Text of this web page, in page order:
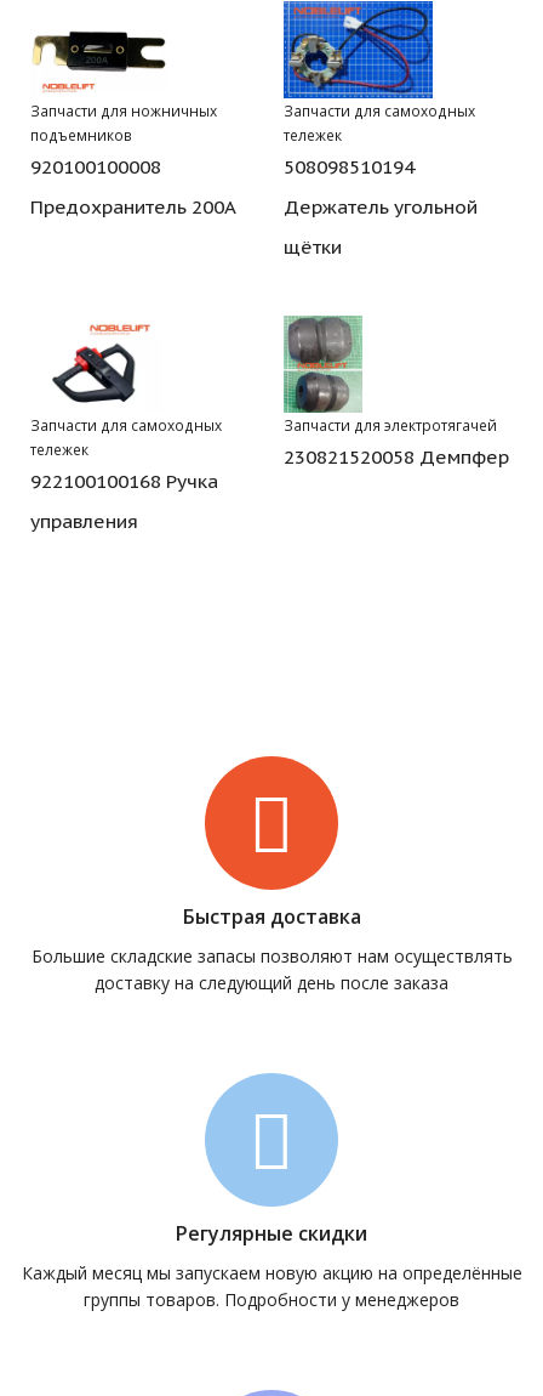
Запчасти для ножничных
подъемников
920100100008
Предохранитель 200A
Запчасти для самоходных
тележек
508098510194
Держатель угольной
щётки
Запчасти для самоходных
тележек
922100100168 Ручка
управления
Запчасти для электротягачей
230821520058 Демпфер
Быстрая доставка
Большие складские запасы позволяют нам осуществлять
доставку на следующий день после заказа
Регулярные скидки
Каждый месяц мы запускаем новую акцию на определённые
группы товаров. Подробности у менеджеров